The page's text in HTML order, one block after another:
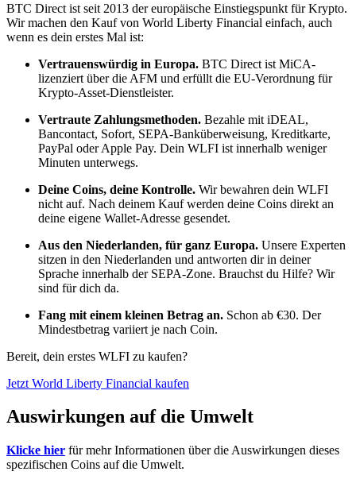
BTC Direct ist seit 2013 der europäische Einstiegspunkt für Krypto.
Wir machen den Kauf von World Liberty Financial einfach, auch
wenn es dein erstes Mal ist:
Vertrauenswürdig in Europa. BTC Direct ist MiCA-
lizenziert über die AFM und erfüllt die EU-Verordnung für
Krypto-Asset-Dienstleister.
Vertraute Zahlungsmethoden. Bezahle mit iDEAL,
Bancontact, Sofort, SEPA-Banküberweisung, Kreditkarte,
PayPal oder Apple Pay. Dein WLFI ist innerhalb weniger
Minuten unterwegs.
Deine Coins, deine Kontrolle. Wir bewahren dein WLFI
nicht auf. Nach deinem Kauf werden deine Coins direkt an
deine eigene Wallet-Adresse gesendet.
Aus den Niederlanden, für ganz Europa. Unsere Experten
sitzen in den Niederlanden und antworten dir in deiner
Sprache innerhalb der SEPA-Zone. Brauchst du Hilfe? Wir
sind für dich da.
Fang mit einem kleinen Betrag an. Schon ab €30. Der
Mindestbetrag variiert je nach Coin.
Bereit, dein erstes WLFI zu kaufen?
Jetzt World Liberty Financial kaufen
Auswirkungen auf die Umwelt
Klicke hier für mehr Informationen über die Auswirkungen dieses
spezifischen Coins auf die Umwelt.